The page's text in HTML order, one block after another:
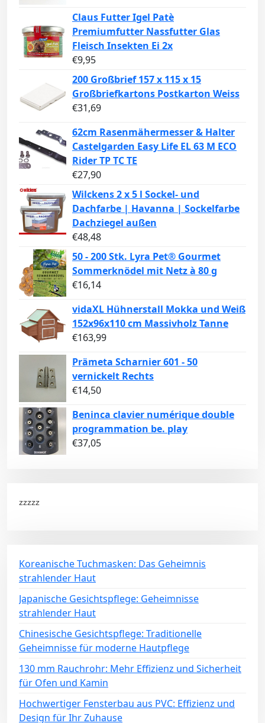
Claus Futter Igel Patè
Premiumfutter Nassfutter Glas
Fleisch Insekten Ei 2x
€9,95
200 Großbrief 157 x 115 x 15
Großbriefkartons Postkarton Weiss
€31,69
62cm Rasenmähermesser & Halter
Castelgarden Easy Life EL 63 M ECO
Rider TP TC TE
€27,90
Wilckens 2 x 5 l Sockel- und
Dachfarbe | Havanna | Sockelfarbe
Dachziegel außen
€48,48
50 - 200 Stk. Lyra Pet® Gourmet
Sommerknödel mit Netz à 80 g
€16,14
vidaXL Hühnerstall Mokka und Weiß
152x96x110 cm Massivholz Tanne
€163,99
Prämeta Scharnier 601 - 50
vernickelt Rechts
€14,50
Beninca clavier numérique double
programmation be. play
€37,05
zzzzz
Koreanische Tuchmasken: Das Geheimnis
strahlender Haut
Japanische Gesichtspflege: Geheimnisse
strahlender Haut
Chinesische Gesichtspflege: Traditionelle
Geheimnisse für moderne Hautpflege
130 mm Rauchrohr: Mehr Effizienz und Sicherheit
für Ofen und Kamin
Hochwertiger Fensterbau aus PVC: Effizienz und
Design für Ihr Zuhause